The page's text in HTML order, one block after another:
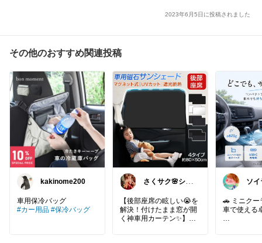
2023年6月5日に投稿されました
その他のおすすめ関連投稿
kakinome200
#カー用品 #保冷バッグ
さくサク🌸シン
利なモノ
【後部座席の眩しい😭を
解決！付けたまま窓が開
く神車用カーテン✨】
ソイ
る
🚗 ミニク
車で使える